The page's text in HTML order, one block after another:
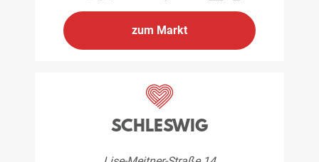
zum Markt
SCHLESWIG